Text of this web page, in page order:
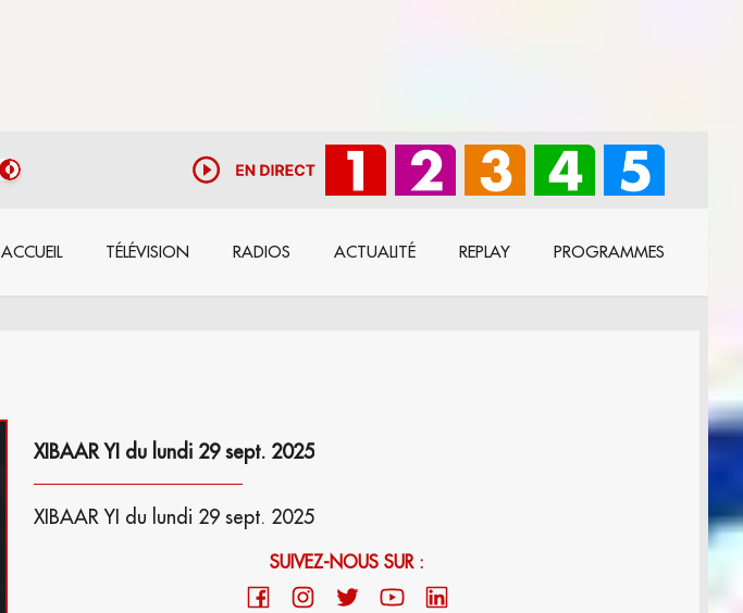
ACCUEIL TÉLÉVISION RADIOS ACTUALITÉ REPLAY PROGRAMMES
XIBAAR YI du lundi 29 sept. 2025
XIBAAR YI du lundi 29 sept. 2025
SUIVEZ-NOUS SUR :